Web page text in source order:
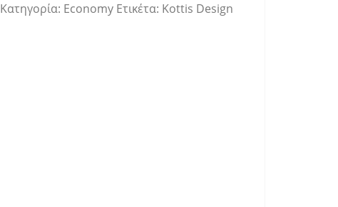
Κατηγορία: Economy Ετικέτα: Kottis Design